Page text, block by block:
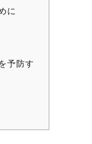
に
予防す